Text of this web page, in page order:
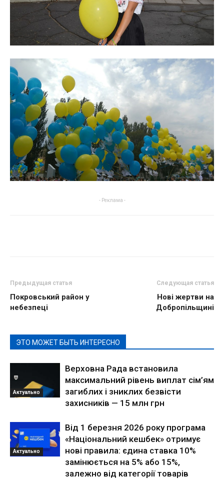
- Реклама -
Предыдущая статья
Покровський район у
небезпеці
Следующая статья
Нові жертви на
Добропільщині
ЭТО МОЖЕТ БЫТЬ ИНТЕРЕСНО
Актуально
Верховна Рада встановила
максимальний рівень виплат сім’ям
загиблих і зниклих безвісти
захисників — 15 млн грн
Актуально
Від 1 березня 2026 року програма
«Національний кешбек» отримує
нові правила: єдина ставка 10%
замінюється на 5% або 15%,
залежно від категорії товарів